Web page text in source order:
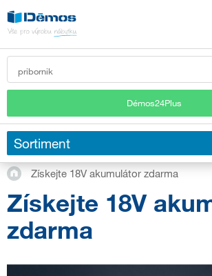
Démos24Plus
Sortiment
Získejte 18V akumulátor zdarma
Získejte 18V
zdarma